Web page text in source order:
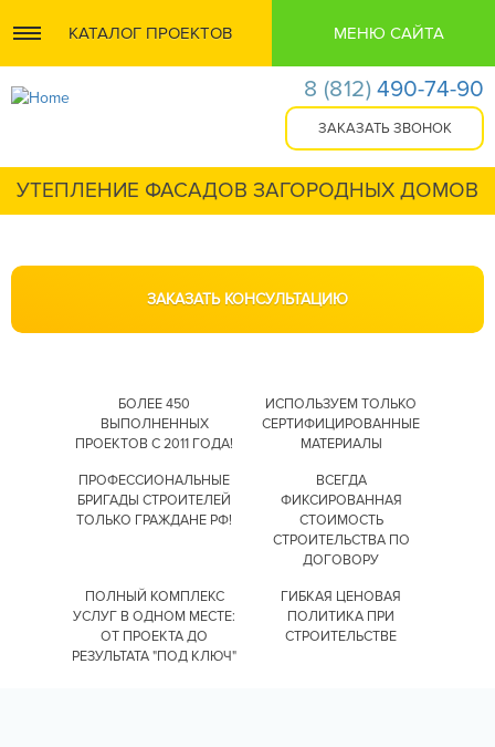
КАТАЛОГ ПРОЕКТОВ МЕНЮ САЙТА
8 (812) 490-74-90
УТЕПЛЕНИЕ ФАСАДОВ ЗАГОРОДНЫХ ДОМОВ
БОЛЕЕ 450
ВЫПОЛНЕННЫХ
ПРОЕКТОВ С 2011 ГОДА!
ИСПОЛЬЗУЕМ ТОЛЬКО
СЕРТИФИЦИРОВАННЫЕ
МАТЕРИАЛЫ
ПРОФЕССИОНАЛЬНЫЕ
БРИГАДЫ СТРОИТЕЛЕЙ
ТОЛЬКО ГРАЖДАНЕ РФ!
ВСЕГДА
ФИКСИРОВАННАЯ
СТОИМОСТЬ
СТРОИТЕЛЬСТВАПО
ДОГОВОРУ
ПОЛНЫЙ КОМПЛЕКС
УСЛУГ В ОДНОМ МЕСТЕ:
ОТ ПРОЕКТАДО
РЕЗУЛЬТАТА "ПОД КЛЮЧ"
ГИБКАЯ ЦЕНОВАЯ
ПОЛИТИКА ПРИ
СТРОИТЕЛЬСТВЕ